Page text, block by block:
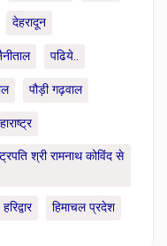
देहरादून
पढिये..
पौड़ी गढ़वाल
श्री रामनाथ कोविंद से
हरिद्वार हिमाचल प्रदेश